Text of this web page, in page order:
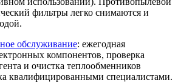
фильтры легко снимаются и
обслуживание: ежегодная
компонентов, проверка
и очистка теплообменников
квалифицированными специалистами.